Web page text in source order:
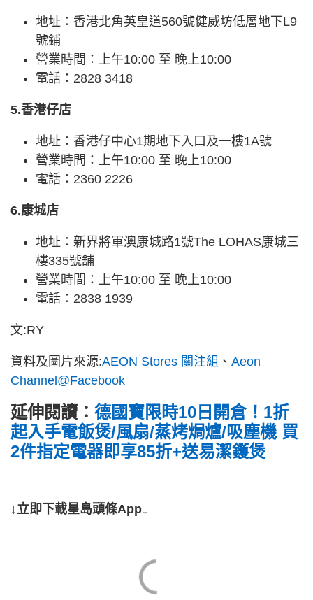
地址：香港北角英皇道560號健威坊低層地下L9
號鋪
營業時間：上午10:00 至 晚上10:00
電話：2828 3418
5.香港仔店
地址：香港仔中心1期地下入口及一樓1A號
營業時間：上午10:00 至 晚上10:00
電話：2360 2226
6.康城店
地址：新界將軍澳康城路1號The LOHAS康城三
樓335號舖
營業時間：上午10:00 至 晚上10:00
電話：2838 1939
文:RY
資料及圖片來源:AEON Stores 關注組 、 Aeon
Channel@Facebook
延伸閱讀： 德國寶限時10日開倉！1折
起入手電飯煲/風扇/蒸烤焗爐/吸塵機 買
2件指定電器即享85折+送易潔鑊煲
↓立即下載星島頭條App↓